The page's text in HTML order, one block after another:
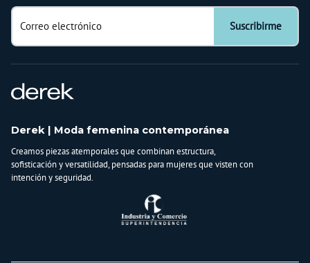
Correo electrónico Suscribirme
Derek | Moda femenina contemporánea
Creamos piezas atemporales que combinan estructura,
sofisticación y versatilidad, pensadas para mujeres que visten con
intención y seguridad.